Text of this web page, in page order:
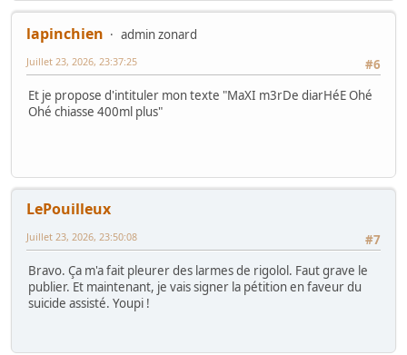
lapinchien
admin zonard
#6
Juillet 23, 2026, 23:37:25
Et je propose d'intituler mon texte "MaXI m3rDe diarHéE Ohé
Ohé chiasse 400ml plus"
LePouilleux
#7
Juillet 23, 2026, 23:50:08
Bravo. Ça m'a fait pleurer des larmes de rigolol. Faut grave le
publier. Et maintenant, je vais signer la pétition en faveur du
suicide assisté. Youpi !